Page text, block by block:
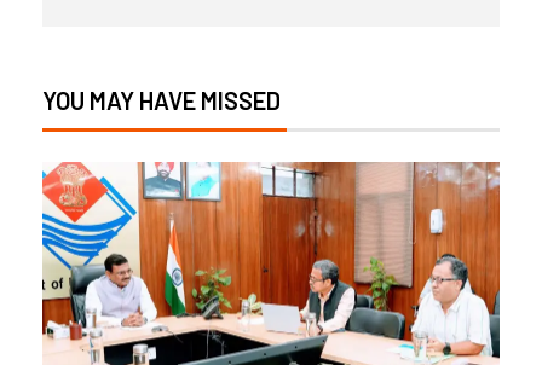
YOU MAY HAVE MISSED